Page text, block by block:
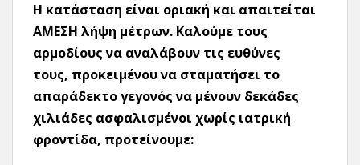
Η κατάσταση είναι οριακή και απαιτείται
ΑΜΕΣΗ λήψη μέτρων. Καλούμε τους
αρμοδίους να αναλάβουν τις ευθύνες
τους, προκειμένου να σταματήσει το
απαράδεκτο γεγονός να μένουν δεκάδες
χιλιάδες ασφαλισμένοι χωρίς ιατρική
φροντίδα, προτείνουμε: